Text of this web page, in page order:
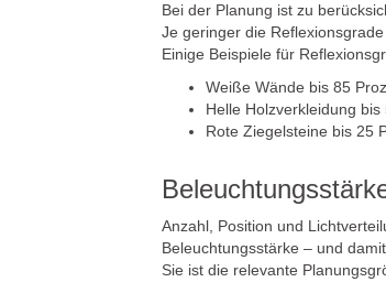
Bei der Planung ist zu
Je geringer die
Einige Beispiele für
Weiße Wände bis 85
Helle Holzverkleidung bis
Rote Ziegelsteine bis 25
Anzahl, Position und
Beleuchtungsstärke – und
Sie ist die relevante